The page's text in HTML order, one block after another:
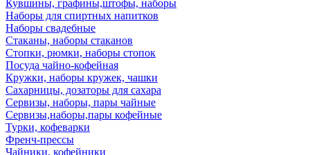
Кувшины, графины,штофы, наборы
Наборы для спиртных напитков
Наборы свадебные
Стаканы, наборы стаканов
Стопки, рюмки, наборы стопок
Посуда чайно-кофейная
Кружки, наборы кружек, чашки
Сахарницы, дозаторы для сахара
Сервизы, наборы, пары чайные
Сервизы,наборы,пары кофейные
Турки, кофеварки
Френч-прессы
Чайники, кофейники